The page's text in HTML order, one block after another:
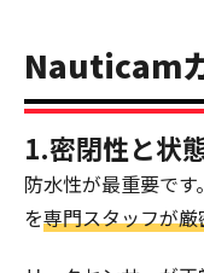
Nauticam
1.密閉性と状
防水性が最重要で
を専門スタッフが